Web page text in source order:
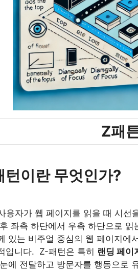
Z패
턴이란 무엇인가?
용자가 웹 페이지를 읽을 때 시선
좌측 하단에서 우측 하단으로
있는 비주얼 중심의 웹 페이지에
입니다. Z-패턴은 특히 랜딩 페이
에 전달하고 방문자를 행동으로